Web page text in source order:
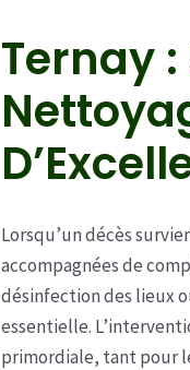
Ternay
Lorsqu’un décès
accompagnées de
désinfection des lieux
essentielle.
primordiale, tant pour